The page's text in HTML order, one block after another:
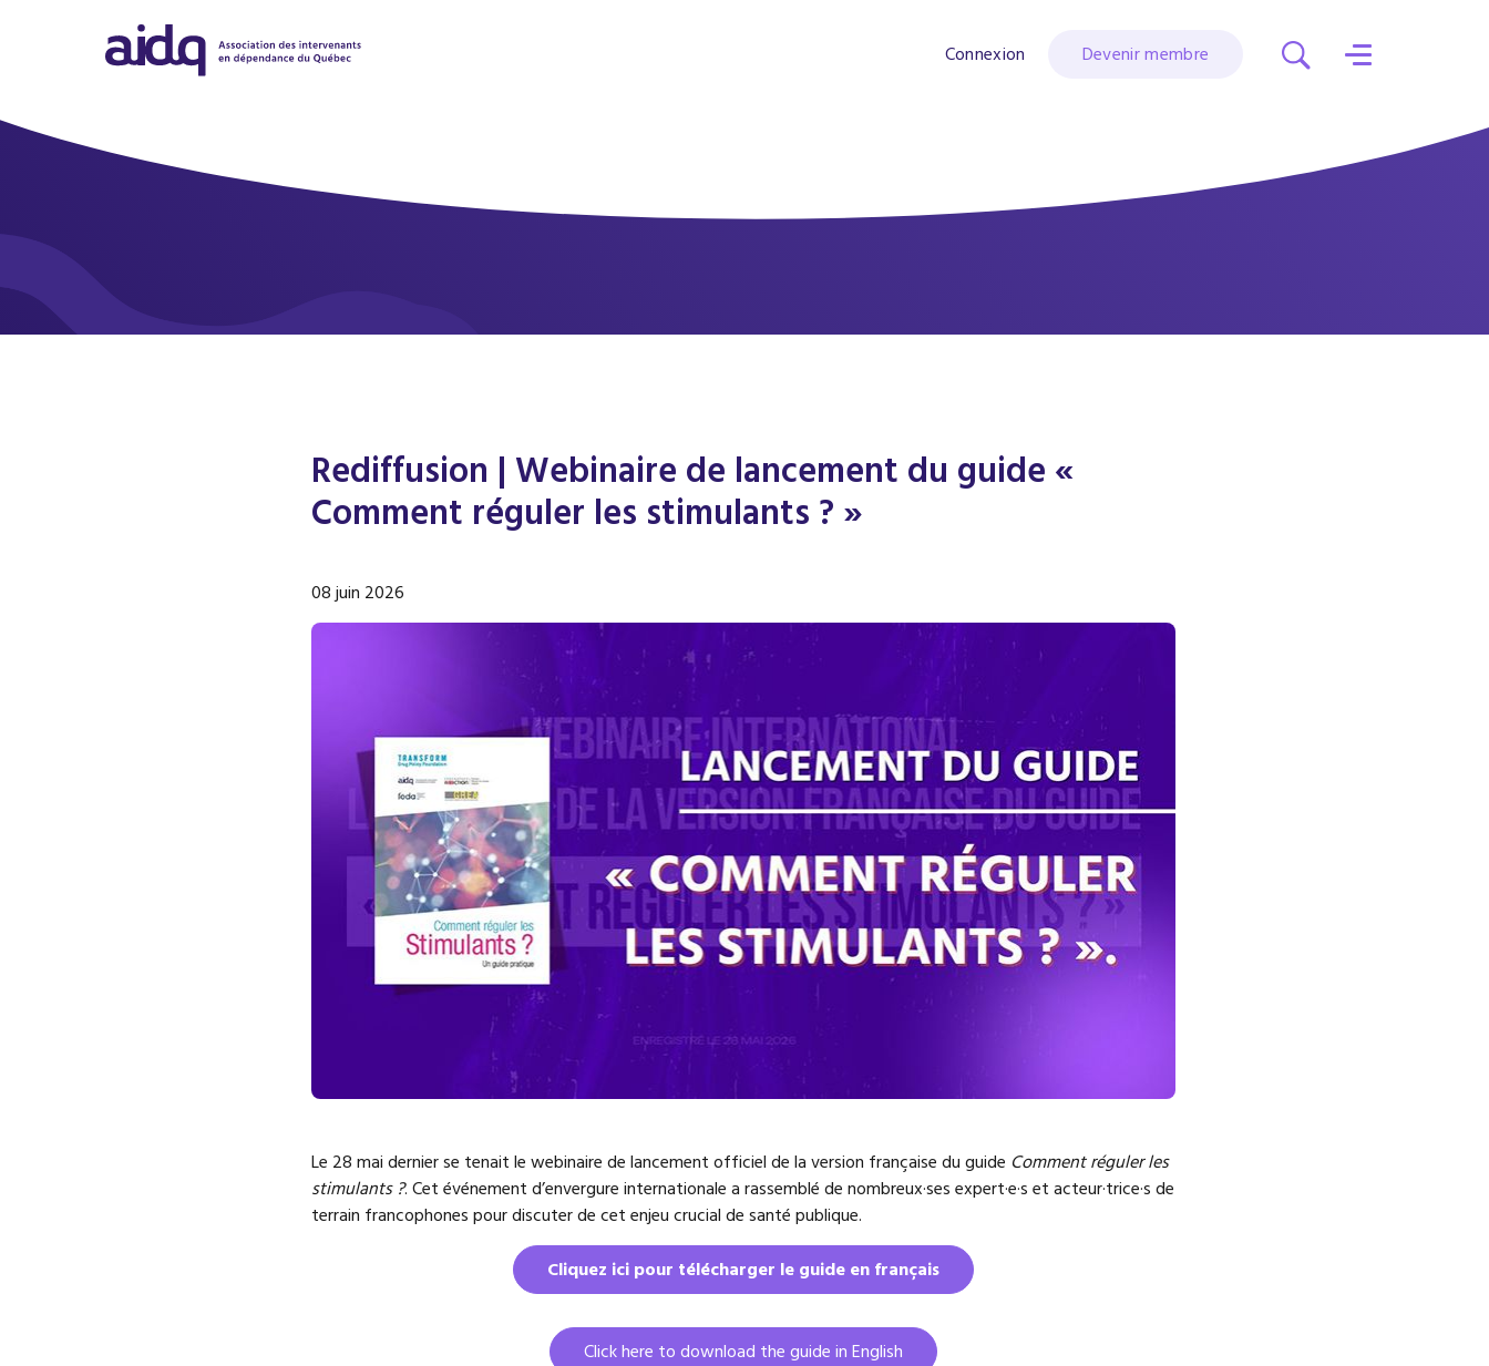
Devenir membre
Connexion
Rediffusion | Webinaire de lancement du guide «
Comment réguler les stimulants ? »
08 juin 2026
Le 28 mai dernier se tenait le webinaire de lancement officiel de la version française du guide Comment réguler les
stimulants ?. Cet événement d’envergure internationale a rassemblé de nombreux·ses expert·e·s et acteur·trice·s de
terrain francophones pour discuter de cet enjeu crucial de santé publique.
Cliquez ici pour télécharger le guide en français
Click here to download the guide in English